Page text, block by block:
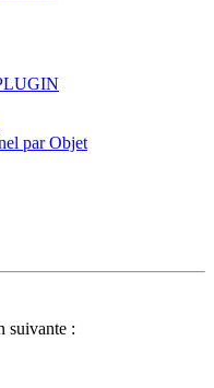
par Objet
suivante :